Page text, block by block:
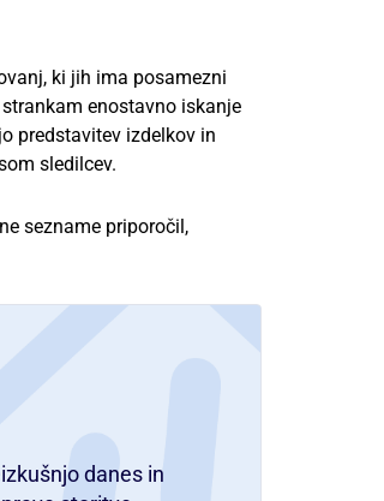
ki jih ima posamezni
enostavno iskanje
predstavitev izdelkov in
sledilcev.
sezname priporočil,
danes in